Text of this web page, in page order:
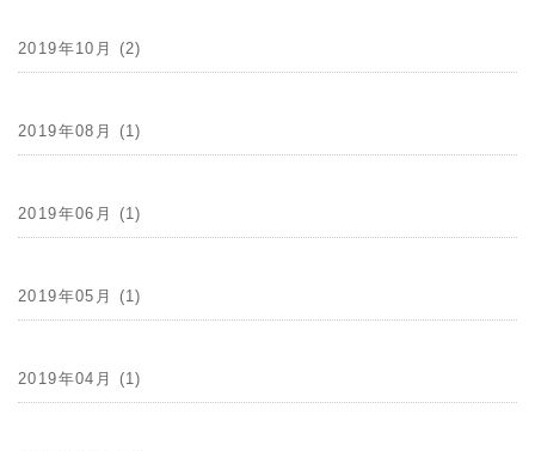
2019年10月 (2)
2019年08月 (1)
2019年06月 (1)
2019年05月 (1)
2019年04月 (1)